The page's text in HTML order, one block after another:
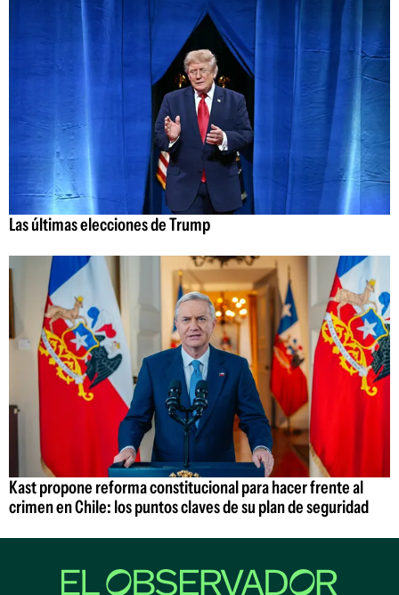
Las últimas elecciones de Trump
Kast propone reforma constitucional para hacer frente al
crimen en Chile: los puntos claves de su plan de seguridad